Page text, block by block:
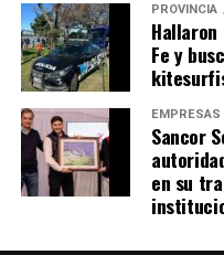
PROVINCIA
Fe y
EMPRESAS
Sancor
en su